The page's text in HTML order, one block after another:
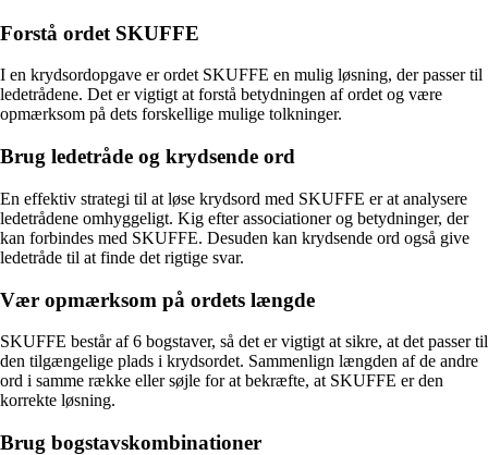
Forstå ordet SKUFFE
I en krydsordopgave er ordet SKUFFE en mulig løsning, der passer til
ledetrådene. Det er vigtigt at forstå betydningen af ordet og være
opmærksom på dets forskellige mulige tolkninger.
Brug ledetråde og krydsende ord
En effektiv strategi til at løse krydsord med SKUFFE er at analysere
ledetrådene omhyggeligt. Kig efter associationer og betydninger, der
kan forbindes med SKUFFE. Desuden kan krydsende ord også give
ledetråde til at finde det rigtige svar.
Vær opmærksom på ordets længde
SKUFFE består af 6 bogstaver, så det er vigtigt at sikre, at det passer til
den tilgængelige plads i krydsordet. Sammenlign længden af de andre
ord i samme række eller søjle for at bekræfte, at SKUFFE er den
korrekte løsning.
Brug bogstavskombinationer